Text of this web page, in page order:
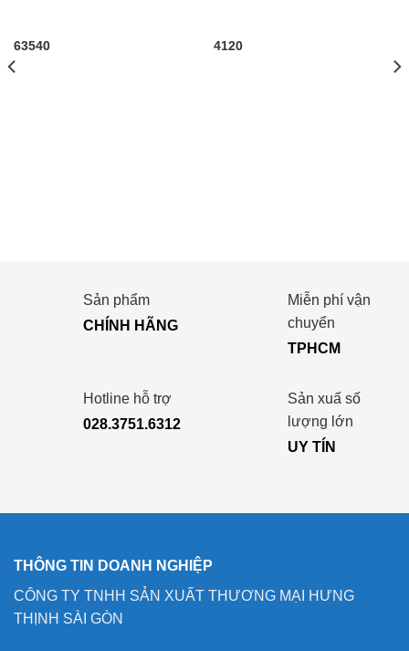
63540 4120
Sản phẩm
CHÍNH HÃNG
Miễn phí vận
chuyển
TPHCM
Hotline hỗ trợ
028.3751.6312
Sản xuấ số
lượng lớn
UY TÍN
THÔNG TIN DOANH NGHIỆP
CÔNG TY TNHH SẢN XUẤT THƯƠNG MẠI HƯNG
THỊNH SÀI GÒN